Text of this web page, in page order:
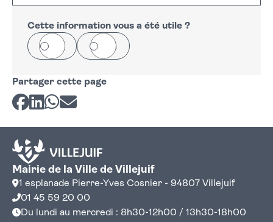
+
−
Cette information vous a été utile ?
Oui Non
Partager cette page
Partager sur Facebook
Partager sur LinkedIn
Partager sur Whatsapp
Partager par courriel
Mairie de la Ville de Villejuif
1 esplanade Pierre-Yves Cosnier - 94807 Villejuif
01 45 59 20 00
Du lundi au mercredi : 8h30-12h00 / 13h30-18h00